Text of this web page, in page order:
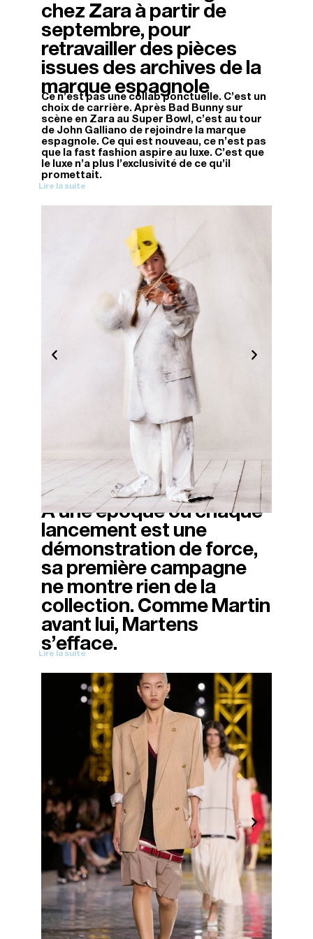
chez Zara à partir de
septembre, pour
retravailler des pièces
issues des archives de la
marque espagnole
Ce n’est pas une collab ponctuelle. C’est un
choix de carrière. Après Bad Bunny sur
scène en Zara au Super Bowl, c’est au tour
de John Galliano de rejoindre la marque
espagnole. Ce qui est nouveau, ce n’est pas
que la fast fashion aspire au luxe. C’est que
le luxe n’a plus l’exclusivité de ce qu’il
promettait.
Lire la suite
11/03/2026
À une époque où chaque
lancement est une
démonstration de force,
sa première campagne
ne montre rien de la
collection. Comme Martin
avant lui, Martens
s’efface.
Lire la suite